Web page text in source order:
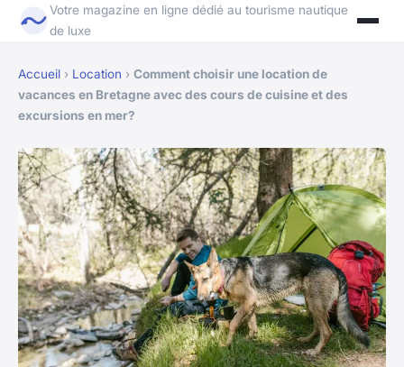
Votre magazine en ligne dédié au tourisme nautique
de luxe
Accueil › Location › Comment choisir une location de
vacances en Bretagne avec des cours de cuisine et des
excursions en mer?